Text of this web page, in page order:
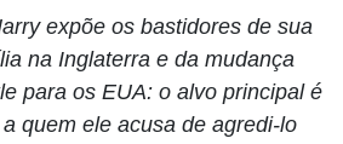
expõe os bastidores de sua
na Inglaterra e da mudança
para os EUA: o alvo principal é
quem ele acusa de agredi-lo